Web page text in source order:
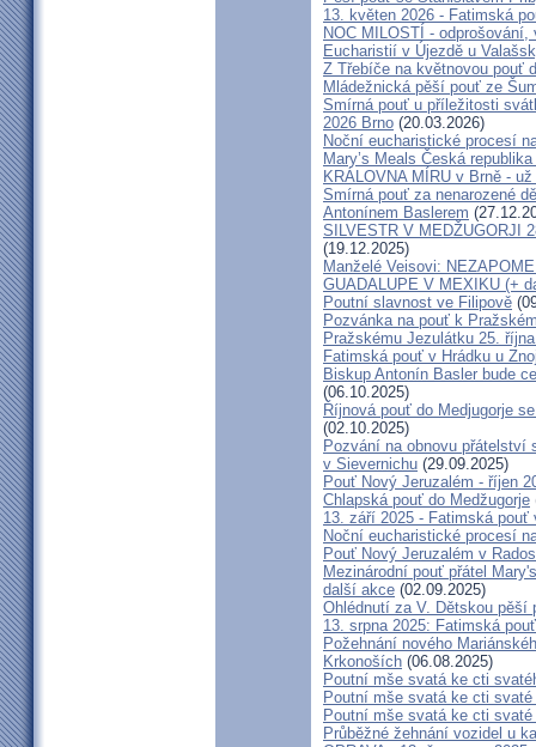
13. květen 2026 - Fatimská
NOC MILOSTÍ -
Eucharistií v Újezdě u
Z Třebíče na květnovou pouť
Mládežnická pěší pouť ze
Smírná pouť u příležitosti
2026 Brno (20.03.2026)
Noční eucharistické procesí
Mary’s Meals Česká
KRÁLOVNA MÍRU v Brně -
Smírná pouť za nenarozené
Antonínem Baslerem
SILVESTR V MEDŽUGORJI
(19.12.2025)
Manželé Veisovi:
GUADALUPE V MEXIKU (+
Poutní slavnost ve Filipově
Pozvánka na pouť k
Pražskému Jezulátku 25.
Fatimská pouť v Hrádku u
Biskup Antonín Basler bude
(06.10.2025)
Říjnová pouť do Medjugorje
(02.10.2025)
Pozvání na obnovu přátelství
v Sievernichu (29.09.2025)
Pouť Nový Jeruzalém - říjen
Chlapská pouť do Medžugorje
13. září 2025 - Fatimská pouť
Noční eucharistické procesí
Pouť Nový Jeruzalém v
Mezinárodní pouť přátel
další akce (02.09.2025)
Ohlédnutí za V. Dětskou pěší
13. srpna 2025: Fatimská
Požehnání nového
Krkonoších (06.08.2025)
Poutní mše svatá ke cti
Poutní mše svatá ke cti
Poutní mše svatá ke cti
Průběžné žehnání vozidel u